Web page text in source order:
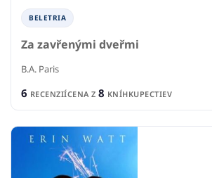
BELETRIA
Za zavřenými dveřmi
B.A. Paris
6 RECENZIÍCENA Z 8 KNÍHKUPECTIEV